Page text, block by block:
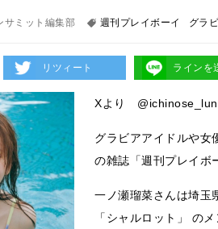
サミット編集部 週刊プレイボーイ グラ
リツィート ラインを
Xより
グラビアアイドルや女
の雑誌「週刊プレイボ
一ノ瀬瑠菜さんは埼玉
「シャルロット」 の